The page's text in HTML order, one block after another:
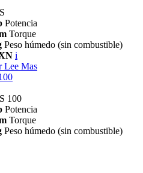
Potencia
Torque
Peso húmedo (sin combustible)
i
Lee Mas
100
Potencia
Torque
Peso húmedo (sin combustible)